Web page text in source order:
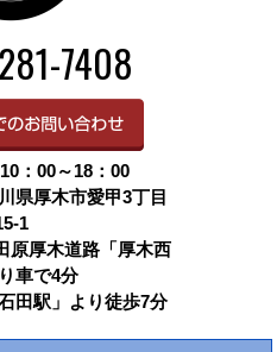
7408
：00～18：00
県厚木市愛甲3丁目
1
原厚木道路「厚木西
車で4分
田駅」より徒歩7分